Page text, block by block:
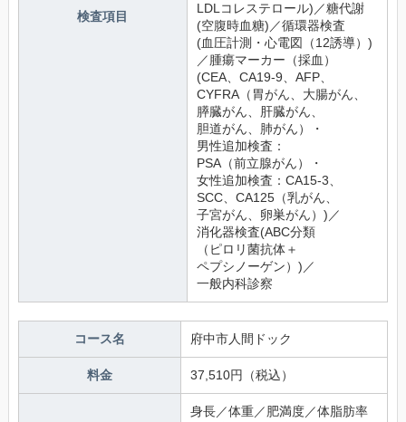
検査項目
LDLコレステロール)／糖代謝
(空腹時血糖)／循環器検査
(血圧計測・心電図（12誘導）)
／腫瘍マーカー（採血）
(CEA、CA19-9、AFP、
CYFRA（胃がん、大腸がん、
膵臓がん、肝臓がん、
胆道がん、肺がん）・
男性追加検査：
PSA（前立腺がん）・
女性追加検査：CA15-3、
SCC、CA125（乳がん、
子宮がん、卵巣がん）)／
消化器検査(ABC分類
（ピロリ菌抗体＋
ペプシノーゲン）)／
一般内科診察
コース名 府中市人間ドック
料金
身長／体重／肥満度／体脂肪率